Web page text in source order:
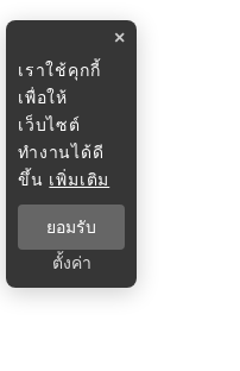
×
เราใช้คุกกี้
เพื่อให้
เว็บไซต์
ทำงานได้ดี
ขึ้น เพิ่มเติม
ยอมรับ
ตั้งค่า